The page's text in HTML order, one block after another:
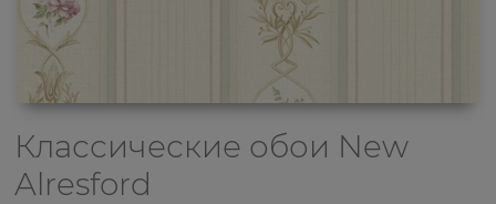
Классические обои New
Alresford